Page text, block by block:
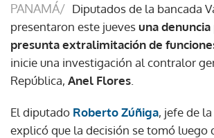
PANAMÁ/ Diputados de la bancada
presentaron este juevesuna
presunta extralimitación de
inicie una investigación al contralor
República, Anel Flores
El diputado Roberto Zúñiga, jefe de
explicó que la decisión se tomó luego